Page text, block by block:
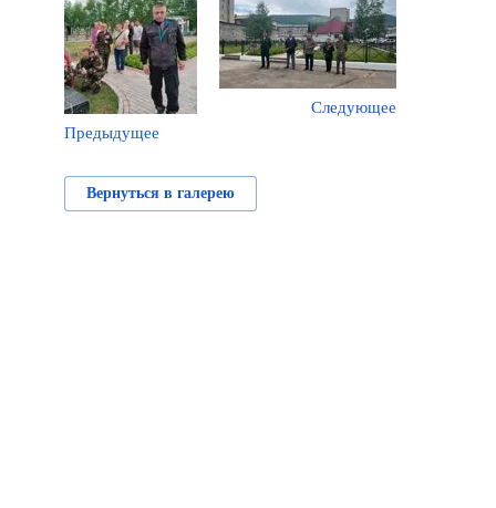
Предыдущее
Следующее
Вернуться в галерею